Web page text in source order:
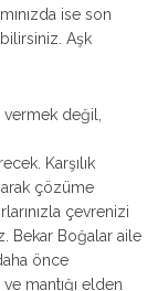
ise son
Aşk
değil,
Karşılık
çözüme
çevrenizi
Bekar Boğalar aile
önce
mantığı elden